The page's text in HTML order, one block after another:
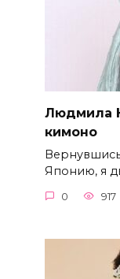
Людмила
кимоно
Японию, я
0 917